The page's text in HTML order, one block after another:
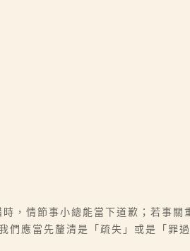
，情節事小總能當下道歉；若事
們應當先釐清是「疏失」或是「罪